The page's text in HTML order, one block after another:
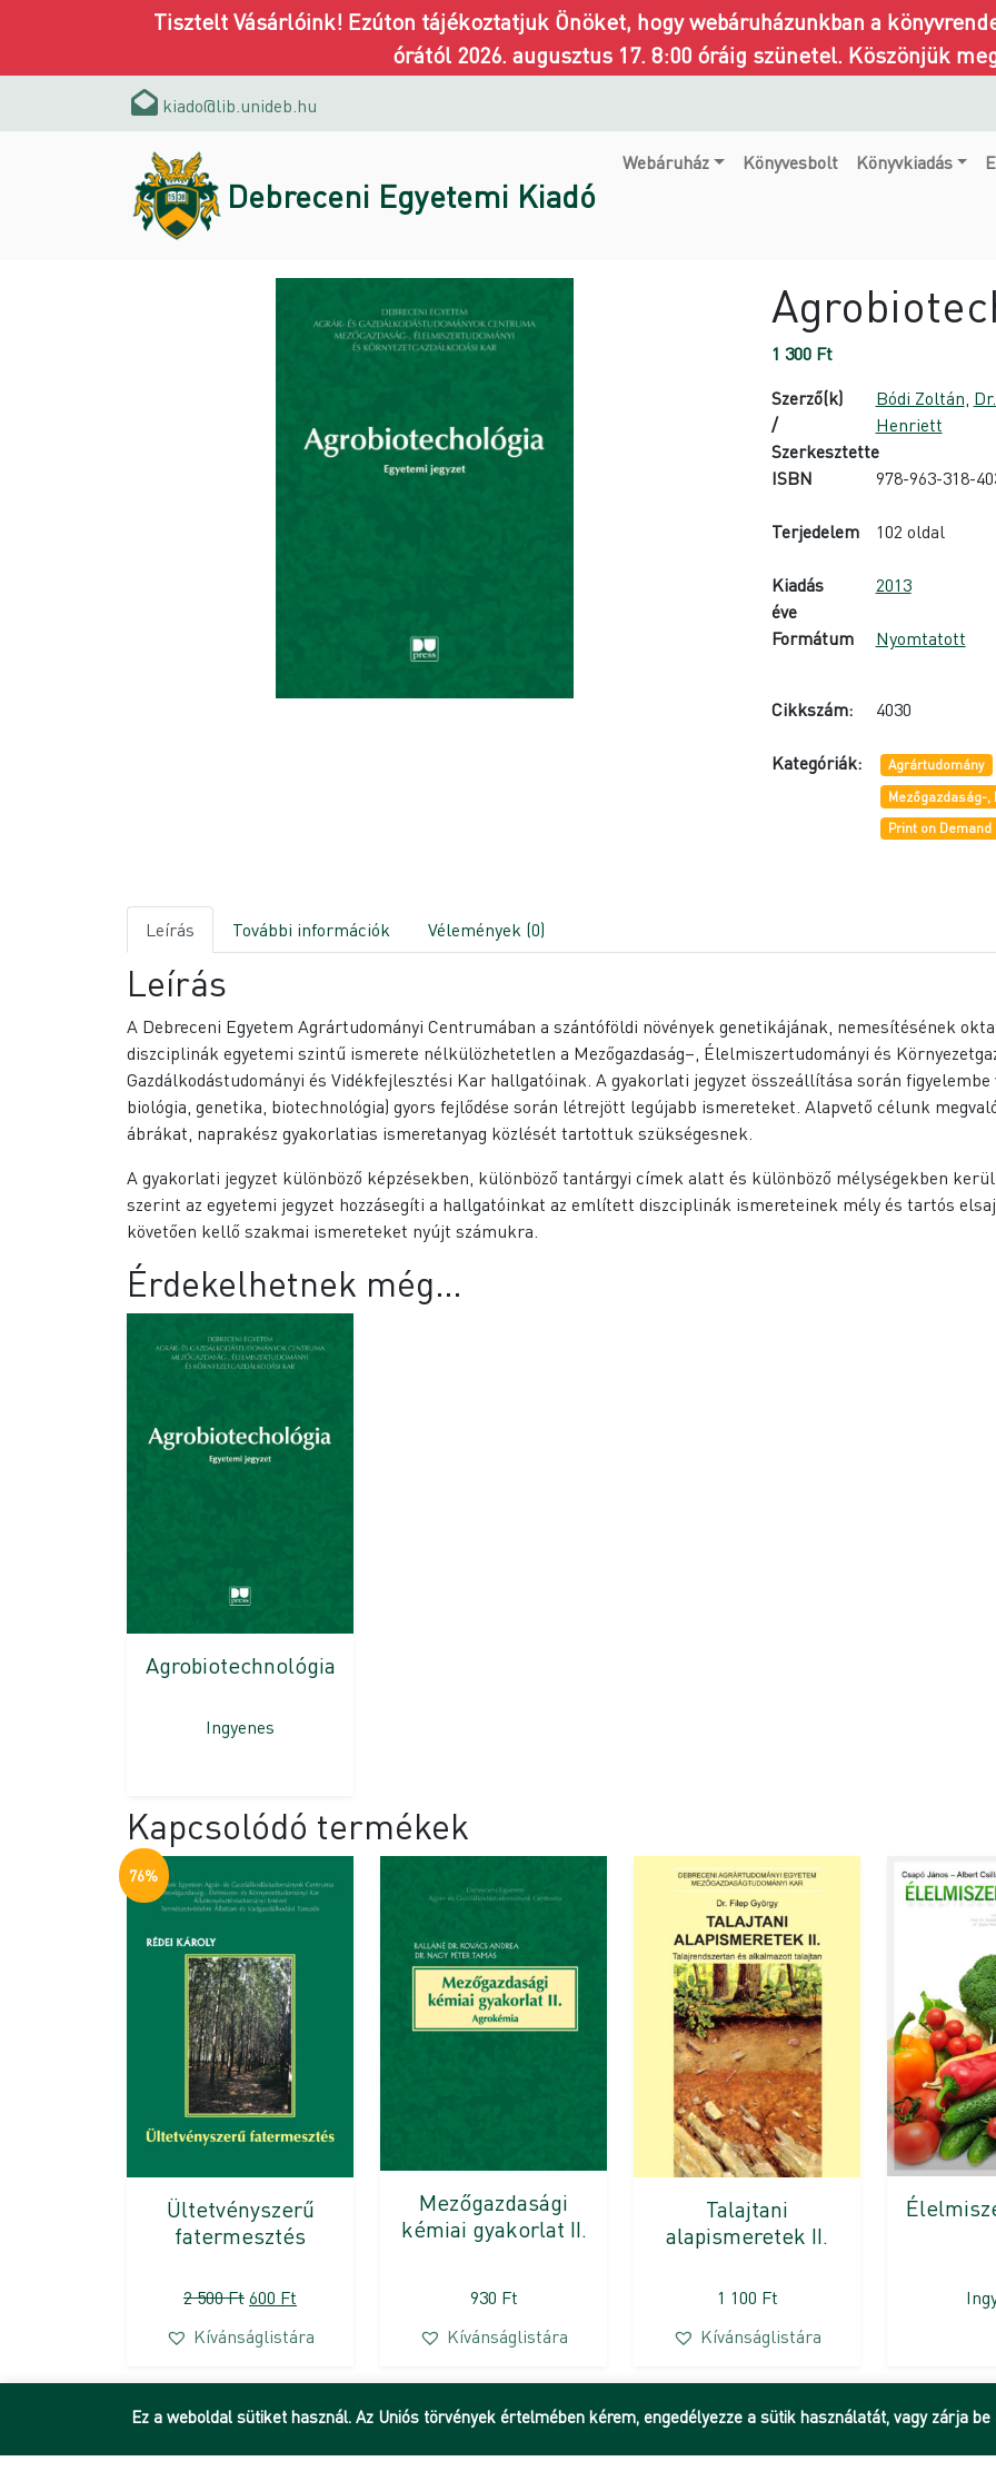
Tisztelt Vásárlóink! Ezúton tájékoztatjuk Önöket, hogy webáruházunkban a
órától 2026. augusztus 17. 8:00 óráig szünetel. Köszönjük
kiado@lib.unideb.hu
Debreceni Egyetemi Kiadó
Webáruház Könyvesbolt Könyvkiadás
1 300 Ft
Szerző(k)
/
Szerkesztette
Bódi Zoltán
Henriett
ISBN 978-963-318-
Terjedelem 102 oldal
Kiadás
éve
2013
Formátum Nyomtatott
Cikkszám: 4030
Kategóriák: Agrártudomány
Mezőgazdaság-
Print on Demand
Leírás További információk Vélemények (0)
Leírás
A Debreceni Egyetem Agrártudományi Centrumában a szántóföldi növények genetikájának, nemesítésének
diszciplinák egyetemi szintű ismerete nélkülözhetetlen a Mezőgazdaság–, Élelmiszertudományi és
Gazdálkodástudományi és Vidékfejlesztési Kar hallgatóinak. A gyakorlati jegyzet összeállítása során
biológia, genetika, biotechnológia) gyors fejlődése során létrejött legújabb ismereteket. Alapvető célunk
ábrákat, naprakész gyakorlatias ismeretanyag közlését tartottuk szükségesnek.
A gyakorlati jegyzet különböző képzésekben, különböző tantárgyi címek alatt és különböző mélységekben
szerint az egyetemi jegyzet hozzásegíti a hallgatóinkat az említett diszciplinák ismereteinek mély és tartós
követően kellő szakmai ismereteket nyújt számukra.
Érdekelhetnek még…
Agrobiotechnológia
Ingyenes
Kapcsolódó termékek
76%
Ültetvényszerű
fatermesztés
2 500FtOriginal
was:
600 Ft
is:
Kívánságlistára
Mezőgazdasági
kémiai gyakorlat II.
930 Ft
Kívánságlistára
Talajtani
alapismeretek II.
1 100 Ft
Kívánságlistára
Ez a weboldal sütiket használ. Az Uniós törvények értelmében kérem, engedélyezze a sütik használatát, vagy zárja be